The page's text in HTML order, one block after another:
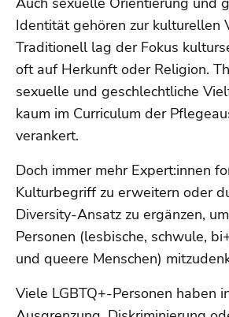
Identität gehören zur kulturellen
Traditionell lag der Fokus
oft auf Herkunft oder Religion.
sexuelle und geschlechtliche
kaum im Curriculum der
verankert.
Doch immer mehr Expert:innen
Kulturbegriff zu erweitern oder
Diversity-Ansatz zu ergänzen,
Personen (lesbische, schwule,
und queere Menschen)
Viele LGBTQ+-Personen haben